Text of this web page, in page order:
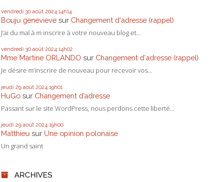
vendredi 30 août 2024 14h14
Bouju genevieve sur Changement d'adresse (rappel)
J’ai du mal à m inscrire à votre nouveau blog et...
vendredi 30 août 2024 14h02
Mme Martine ORLANDO sur Changement d'adresse (rappel)
Je désire m’inscrire de nouveau pour recevoir vos...
jeudi 29 août 2024 19h01
HuGo sur Changement d’adresse
Passant sur le site WordPress, nous perdons cette liberté...
jeudi 29 août 2024 19h00
Matthieu sur Une opinion polonaise
Un grand saint
ARCHIVES